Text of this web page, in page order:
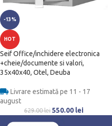
-13%
HOT
Seif Office/inchidere electronica
+cheie/documente si valori,
35x40x40, Otel, Deuba
Livrare estimată pe 11 - 17
august
629.00lei 550.00 lei